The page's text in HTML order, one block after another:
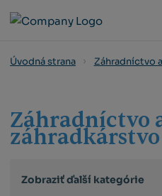
Úvodná strana Záhradníctvo
Záhradníctvo
záhradkárstvo
Zobraziť ďalší kategórie